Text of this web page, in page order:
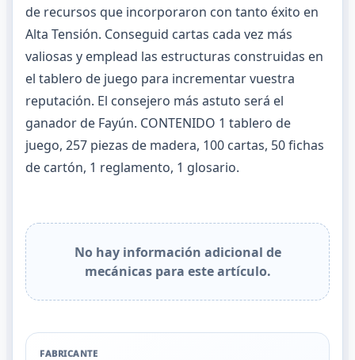
de recursos que incorporaron con tanto éxito en
Alta Tensión. Conseguid cartas cada vez más
valiosas y emplead las estructuras construidas en
el tablero de juego para incrementar vuestra
reputación. El consejero más astuto será el
ganador de Fayún. CONTENIDO 1 tablero de
juego, 257 piezas de madera, 100 cartas, 50 fichas
de cartón, 1 reglamento, 1 glosario.
No hay información adicional de
mecánicas para este artículo.
FABRICANTE